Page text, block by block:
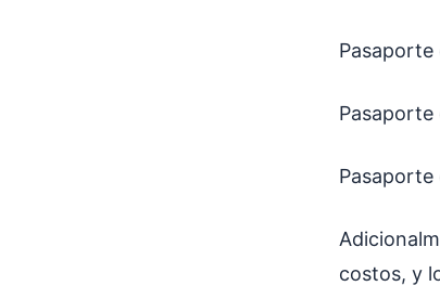
Pasaporte
Pasaporte
Pasaporte
costos, y